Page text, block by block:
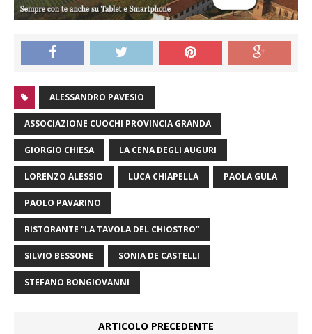
ALESSANDRO PAVESIO
ASSOCIAZIONE CUOCHI PROVINCIA GRANDA
GIORGIO CHIESA LA CENA DEGLI AUGURI
LORENZO ALESSIO LUCA CHIAPELLA PAOLA GULA
PAOLO PAVARINO
RISTORANTE “LA TAVOLA DEL CHIOSTRO”
SILVIO BESSONE SONIA DE CASTELLI
STEFANO BONGIOVANNI
ARTICOLO PRECEDENTE